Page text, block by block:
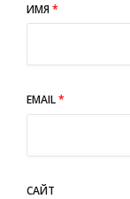
ИМЯ*
EMAIL*
САЙТ